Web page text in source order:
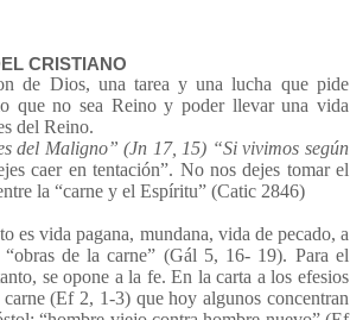
CRISTIANO
de Dios, una tarea y una lucha que pide
que no sea Reino y poder llevar una vida
del Reino.
del Maligno” (Jn 17, 15) “Si vivimos según
caer en tentación”. No nos dejes tomar el
la “carne y el Espíritu” (Catic 2846)
es vida pagana, mundana, vida de pecado, a
de la carne” (Gál 5, 16- 19). Para el
se opone a la fe. En la carta a los efesios
(Ef 2, 1-3) que hoy algunos concentran